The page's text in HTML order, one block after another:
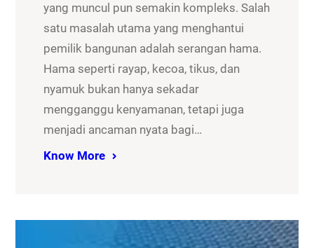
yang muncul pun semakin kompleks. Salah
satu masalah utama yang menghantui
pemilik bangunan adalah serangan hama.
Hama seperti rayap, kecoa, tikus, dan
nyamuk bukan hanya sekadar
mengganggu kenyamanan, tetapi juga
menjadi ancaman nyata bagi…
Know More